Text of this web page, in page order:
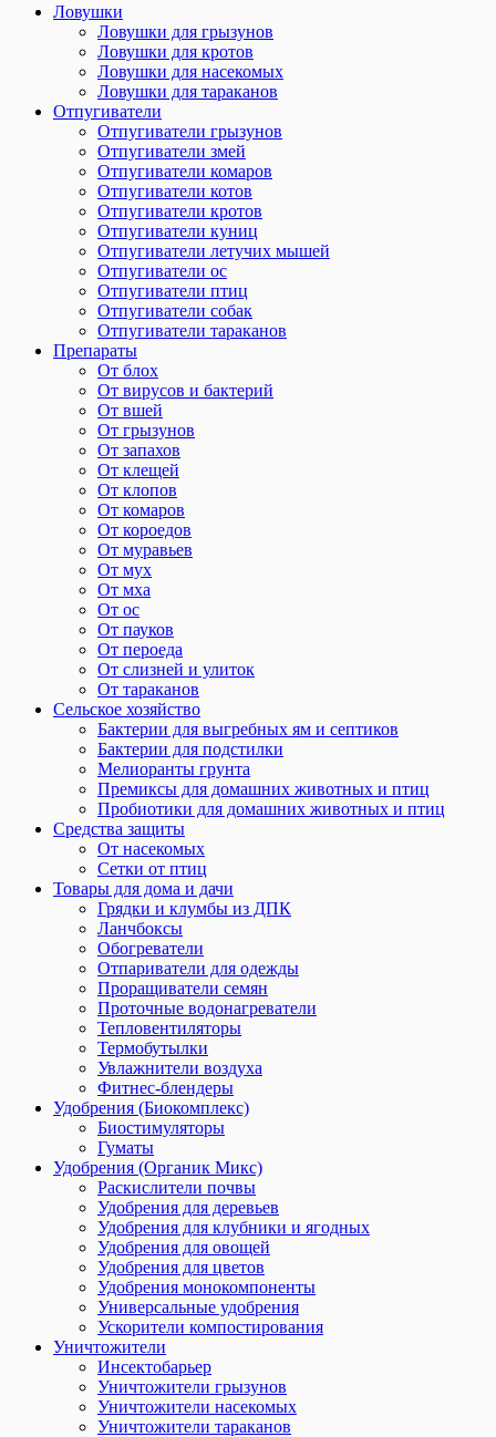
Ловушки
Ловушки для грызунов
Ловушки для кротов
Ловушки для насекомых
Ловушки для тараканов
Отпугиватели
Отпугиватели грызунов
Отпугиватели змей
Отпугиватели комаров
Отпугиватели котов
Отпугиватели кротов
Отпугиватели куниц
Отпугиватели летучих мышей
Отпугиватели ос
Отпугиватели птиц
Отпугиватели собак
Отпугиватели тараканов
Препараты
От блох
От вирусов и бактерий
От вшей
От грызунов
От запахов
От клещей
От клопов
От комаров
От короедов
От муравьев
От мух
От мха
От ос
От пауков
От пероеда
От слизней и улиток
От тараканов
Сельское хозяйство
Бактерии для выгребных ям и септиков
Бактерии для подстилки
Мелиоранты грунта
Премиксы для домашних животных и птиц
Пробиотики для домашних животных и птиц
Средства защиты
От насекомых
Сетки от птиц
Товары для дома и дачи
Грядки и клумбы из ДПК
Ланчбоксы
Обогреватели
Отпариватели для одежды
Проращиватели семян
Проточные водонагреватели
Тепловентиляторы
Термобутылки
Увлажнители воздуха
Фитнес-блендеры
Удобрения (Биокомплекс)
Биостимуляторы
Гуматы
Удобрения (Органик Микс)
Раскислители почвы
Удобрения для деревьев
Удобрения для клубники и ягодных
Удобрения для овощей
Удобрения для цветов
Удобрения монокомпоненты
Универсальные удобрения
Ускорители компостирования
Уничтожители
Инсектобарьер
Уничтожители грызунов
Уничтожители насекомых
Уничтожители тараканов